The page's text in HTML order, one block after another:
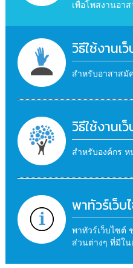
เพื่อโพสงานอา
วิธีใช้งานเ
สำหรับอาสาสมั
วิธีใช้งานเ
สำหรับองค์กร
พาทัวร์เว็บ
พาทัวร์เว็บไซต์
ส่วนต่างๆ ที่มีใน